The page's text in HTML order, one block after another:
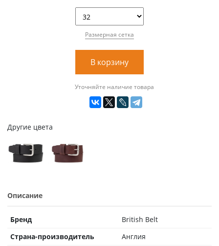
Размерная сетка
В корзину
Уточняйте наличие товара
Другие цвета
Описание
Бренд
British Belt
Страна-производитель
Англия